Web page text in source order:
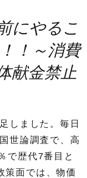
にやるこ
！～消費
献金禁止
しました。毎日
世論調査で、高
で歴代7番目と
策面では、物価